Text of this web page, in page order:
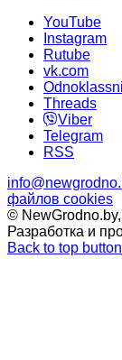
YouTube
Instagram
Rutube
vk.com
Threads
Viber
Telegram
RSS
файлов cookies
©
Разработка и
Back to top button